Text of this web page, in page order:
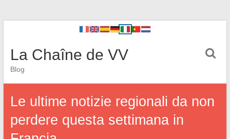
La Chaîne de VV
Blog
Le ultime notizie regionali da non
perdere questa settimana in